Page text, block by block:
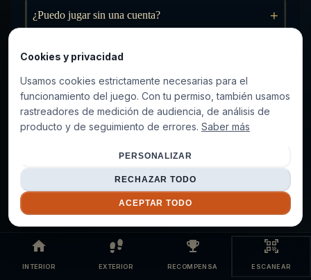
¿Puedo jugar sin una cuenta? +
¿Qué competencias permite desarrollar el juego?
¿Puedo usar el juego con un grupo de alumnos?
¿El juego puede ayudar a aprender un idioma?
INTERIOR EXTERIOR RECOMPENSA ESCANEAR
Cookies y privacidad
Usamos cookies estrictamente necesarias para el
funcionamiento del juego. Con tu permiso, también usamos
rastreadores de medición de audiencia, de análisis de
producto y de seguimiento de errores. Saber más
PERSONALIZAR
RECHAZAR TODO
ACEPTAR TODO